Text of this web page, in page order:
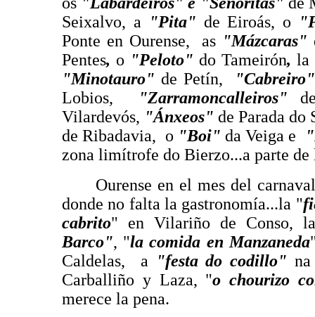
Seixalvo, a
"Pita" de Eiroás, o
Ponte en Ourense, as "Mázcaras"
Pentes, o "Peloto"do Tameirón,la
"Minotauro" de Petín,
"Cabreiro"
Lobios,
"Zarramoncalleiros"
Vilardevós, "Ánxeos" de Parada
de Ribadavia, o "Boi" da Veiga e
zona limítrofe do Bierzo...a parte de
Ourense en el mes del carnaval
donde no falta la gastronomía...la "
cabrito" en Vilariño de Conso,
Barco", "la comida en Manzaneda
Caldelas, a
"festa do codillo"
Carballiño y Laza, "o chourizo
merece la pena.